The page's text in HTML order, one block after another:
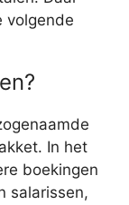
volgende
In het
boekingen
salarissen,